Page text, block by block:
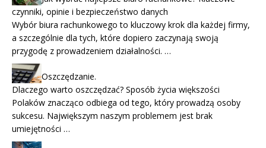
czynniki, opinie i bezpieczeństwo danych
Wybór biura rachunkowego to kluczowy krok dla każdej firmy,
a szczególnie dla tych, które dopiero zaczynają swoją
przygodę z prowadzeniem działalności. …
Oszczędzanie.
Dlaczego warto oszczędzać? Sposób życia większości
Polaków znacząco odbiega od tego, który prowadzą osoby
sukcesu. Największym naszym problemem jest brak
umiejętności …